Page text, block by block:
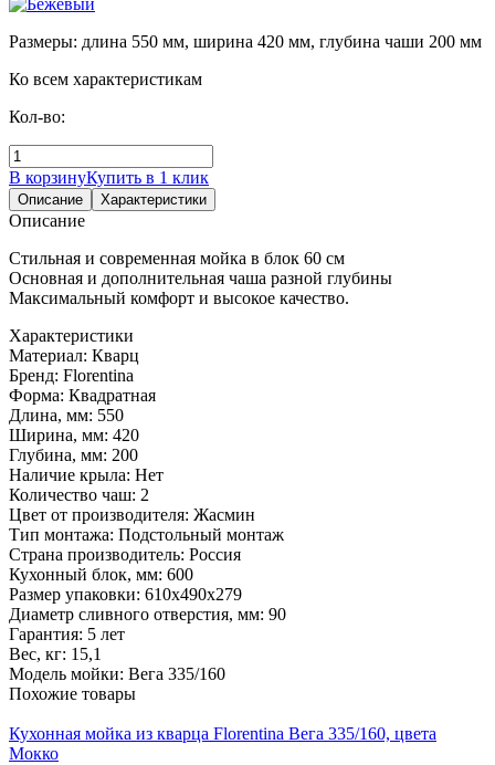
Размеры: длина 550 мм, ширина 420 мм, глубина чаши 200 мм
Ко всем характеристикам
Кол-во:
В корзинуКупить в 1 клик
Описание Характеристики
Описание
Стильная и современная мойка в блок 60 см
Основная и дополнительная чаша разной глубины
Максимальный комфорт и высокое качество.
Характеристики
Материал: Кварц
Бренд: Florentina
Форма: Квадратная
Длина, мм: 550
Ширина, мм: 420
Глубина, мм: 200
Наличие крыла: Нет
Количество чаш: 2
Цвет от производителя: Жасмин
Тип монтажа: Подстольный монтаж
Страна производитель: Россия
Кухонный блок, мм: 600
Размер упаковки: 610х490х279
Диаметр сливного отверстия, мм: 90
Гарантия: 5 лет
Вес, кг: 15,1
Модель мойки: Вега 335/160
Похожие товары
Кухонная мойка из кварца Florentina Вега 335/160, цвета
Мокко